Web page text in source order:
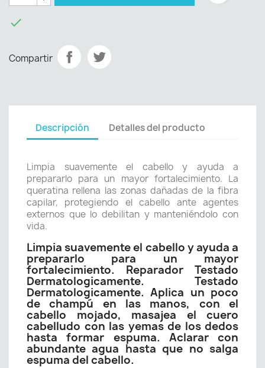

Compartir
Descripción Detalles del producto
Limpia suavemente el cabello y ayuda a
prepararlo para un mayor fortalecimiento. La
queratina rellena las zonas dañadas de la fibra
capilar, protegiendo el cabello ante agentes
externos que lo debilitan y manteniéndolo con
vida.
Limpia suavemente el cabello y ayuda a
prepararlo para un mayor
fortalecimiento. Reparador Testado
Dermatologicamente. Testado
Dermatologicamente. Aplica un poco
de champú en las manos, con el
cabello mojado, masajea el cuero
cabelludo con las yemas de los dedos
hasta formar espuma. Aclarar con
abundante agua hasta que no salga
espuma del cabello.